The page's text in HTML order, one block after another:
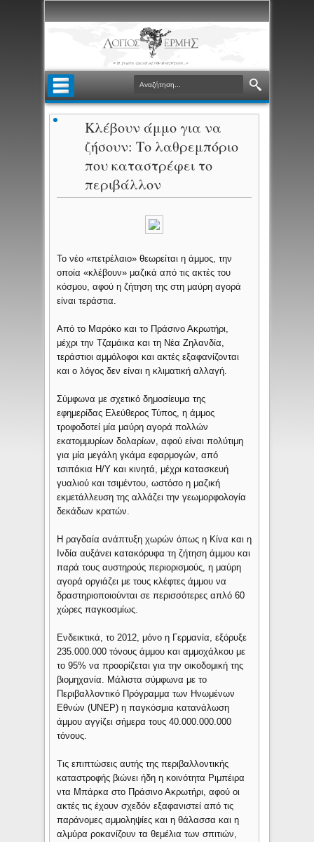
Κλέβουν άμμο για να
ζήσουν: Το λαθρεμπόριο
που καταστρέφει το
περιβάλλον
Το νέο «πετρέλαιο» θεωρείται η άμμος, την
οποία «κλέβουν» μαζικά από τις ακτές του
κόσμου, αφού η ζήτηση της στη μαύρη αγορά
είναι τεράστια.
Από το Μαρόκο και το Πράσινο Ακρωτήρι,
μέχρι την Τζαμάικα και τη Νέα Ζηλανδία,
τεράστιοι αμμόλοφοι και ακτές εξαφανίζονται
και ο λόγος δεν είναι η κλιματική αλλαγή.
Σύμφωνα με σχετικό δημοσίευμα της
εφημερίδας Ελεύθερος Τύπος, η άμμος
τροφοδοτεί μία μαύρη αγορά πολλών
εκατομμυρίων δολαρίων, αφού είναι πολύτιμη
για μία μεγάλη γκάμα εφαρμογών, από
τσιπάκια Η/Υ και κινητά, μέχρι κατασκευή
γυαλιού και τσιμέντου, ωστόσο η μαζική
εκμετάλλευση της αλλάζει την γεωμορφολογία
δεκάδων κρατών.
Η ραγδαία ανάπτυξη χωρών όπως η Κίνα και η
Ινδία αυξάνει κατακόρυφα τη ζήτηση άμμου και
παρά τους αυστηρούς περιορισμούς, η μαύρη
αγορά οργιάζει με τους κλέφτες άμμου να
δραστηριοποιούνται σε περισσότερες απλό 60
χώρες παγκοσμίως.
Ενδεικτικά, το 2012, μόνο η Γερμανία, εξόρυξε
235.000.000 τόνους άμμου και αμμοχάλκου με
το 95% να προορίζεται για την οικοδομική της
βιομηχανία. Μάλιστα σύμφωνα με το
Περιβαλλοντικό Πρόγραμμα των Ηνωμένων
Εθνών (UNEP) η παγκόσμια κατανάλωση
άμμου αγγίζει σήμερα τους 40.000.000.000
τόνους.
Τις επιπτώσεις αυτής της περιβαλλοντικής
καταστροφής βιώνει ήδη η κοινότητα Ριμπέιρα
ντα Μπάρκα στο Πράσινο Ακρωτήρι, αφού οι
ακτές τις έχουν σχεδόν εξαφανιστεί από τις
παράνομες αμμοληψίες και η θάλασσα και η
αλμύρα ροκανίζουν τα θεμέλια των σπιτιών,